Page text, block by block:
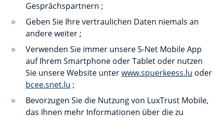
Gesprächspartnern ;
Geben Sie Ihre vertraulichen Daten niemals an
andere weiter ;
Verwenden Sie immer unsere S-Net Mobile App
auf Ihrem Smartphone oder Tablet oder nutzen
Sie unsere Website unterwww.spuerkeess.lu oder
bcee.snet.lu ;
Bevorzugen Sie die Nutzung von LuxTrust Mobile,
das Ihnen mehr Informationen über die zu